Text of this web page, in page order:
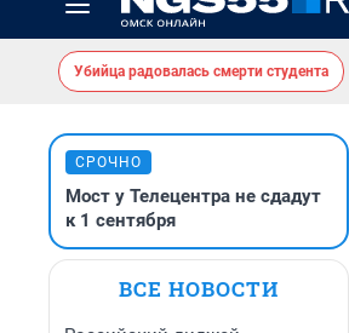
Убийца радовалась смерти студента
СРОЧНО
Мост у Телецентра не сдадут
к 1 сентября
ВСЕ НОВОСТИ